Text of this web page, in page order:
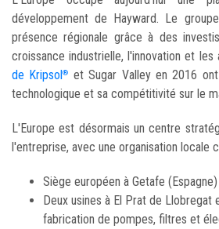
développement de Hayward. Le
présence régionale grâce à des
croissance industrielle, l'innovation et les
de Kripsol®
et Sugar Valley en 2016
technologique et sa compétitivité sur le
L'Europe est désormais un centre
l'entreprise, avec une organisation locale
Siège européen à Getafe (Espagne)
Deux usines à El Prat de Llobregat
fabrication de pompes, filtres et